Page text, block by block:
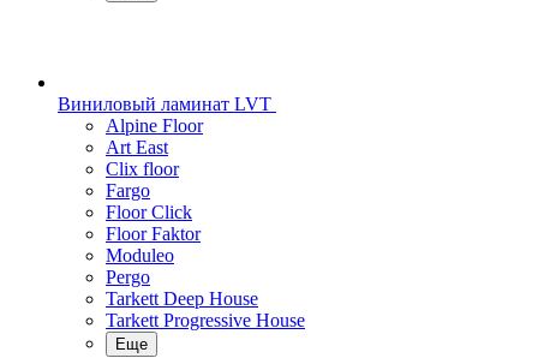
Виниловый ламинат LVT
Alpine Floor
Art East
Clix floor
Fargo
Floor Click
Floor Faktor
Moduleo
Pergo
Tarkett Deep House
Tarkett Progressive House
Еще